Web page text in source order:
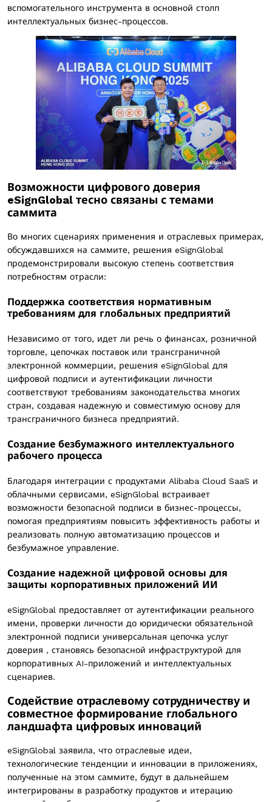
вспомогательного инструмента в основной столп
интеллектуальных бизнес-процессов.
Возможности цифрового доверия
eSignGlobal тесно связаны с темами
саммита
Во многих сценариях применения и отраслевых примерах,
обсуждавшихся на саммите, решения eSignGlobal
продемонстрировали высокую степень соответствия
потребностям отрасли:
Поддержка соответствия нормативным
требованиям для глобальных предприятий
Независимо от того, идет ли речь о финансах, розничной
торговле, цепочках поставок или трансграничной
электронной коммерции, решения eSignGlobal для
цифровой подписи и аутентификации личности
соответствуют требованиям законодательства многих
стран, создавая надежную и совместимую основу для
трансграничного бизнеса предприятий.
Создание безбумажного интеллектуального
рабочего процесса
Благодаря интеграции с продуктами Alibaba Cloud SaaS и
облачными сервисами, eSignGlobal встраивает
возможности безопасной подписи в бизнес-процессы,
помогая предприятиям повысить эффективность работы и
реализовать полную автоматизацию процессов и
безбумажное управление.
Создание надежной цифровой основы для
защиты корпоративных приложений ИИ
eSignGlobal предоставляет от аутентификации реального
имени, проверки личности до юридически обязательной
электронной подписи универсальная цепочка услуг
доверия ，становясь безопасной инфраструктурой для
корпоративных AI-приложений и интеллектуальных
сценариев.
Содействие отраслевому сотрудничеству и
совместное формирование глобального
ландшафта цифровых инноваций
eSignGlobal заявила, что отраслевые идеи,
технологические тенденции и инновации в приложениях,
полученные на этом саммите, будут в дальнейшем
интегрированы в разработку продуктов и итерацию